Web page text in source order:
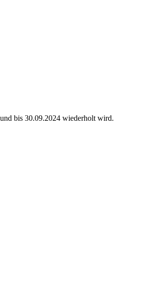
bis 30.09.2024 wiederholt wird.